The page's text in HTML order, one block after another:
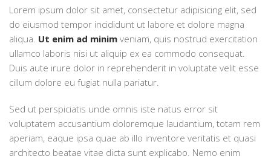
Lorem ipsum dolor sit amet, consectetur adipisicing elit, sed
do eiusmod tempor incididunt ut labore et dolore magna
aliqua. Ut enim ad minim veniam, quis nostrud exercitation
ullamco laboris nisi ut aliquip ex ea commodo consequat.
Duis aute irure dolor in reprehenderit in voluptate velit esse
cillum dolore eu fugiat nulla pariatur.
Sed ut perspiciatis unde omnis iste natus error sit
voluptatem accusantium doloremque laudantium, totam rem
aperiam, eaque ipsa quae ab illo inventore veritatis et quasi
architecto beatae vitae dicta sunt explicabo. Nemo enim